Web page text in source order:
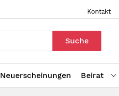
Kontakt
Suche
Neuerscheinungen Beirat